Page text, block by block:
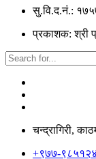
सु.वि.द.नं.:
प्रकाशक: श्री
चन्द्रागिरी,
+९७७-